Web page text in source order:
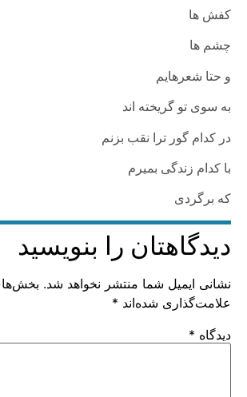
کفش ‏ها
چشم‏ ها
و حتا شعرهایم
به سوی‏‏ تو گریخته ‏اند
در کدام گور ترا نقب ‏بزنم
با کدام زندگی بمیرم
که برگردی
دیدگاهتان را بنویسید
نشانی ایمیل شما منتشر نخواهد شد.
علامت‌گذاری شده‌اند *
دیدگاه *